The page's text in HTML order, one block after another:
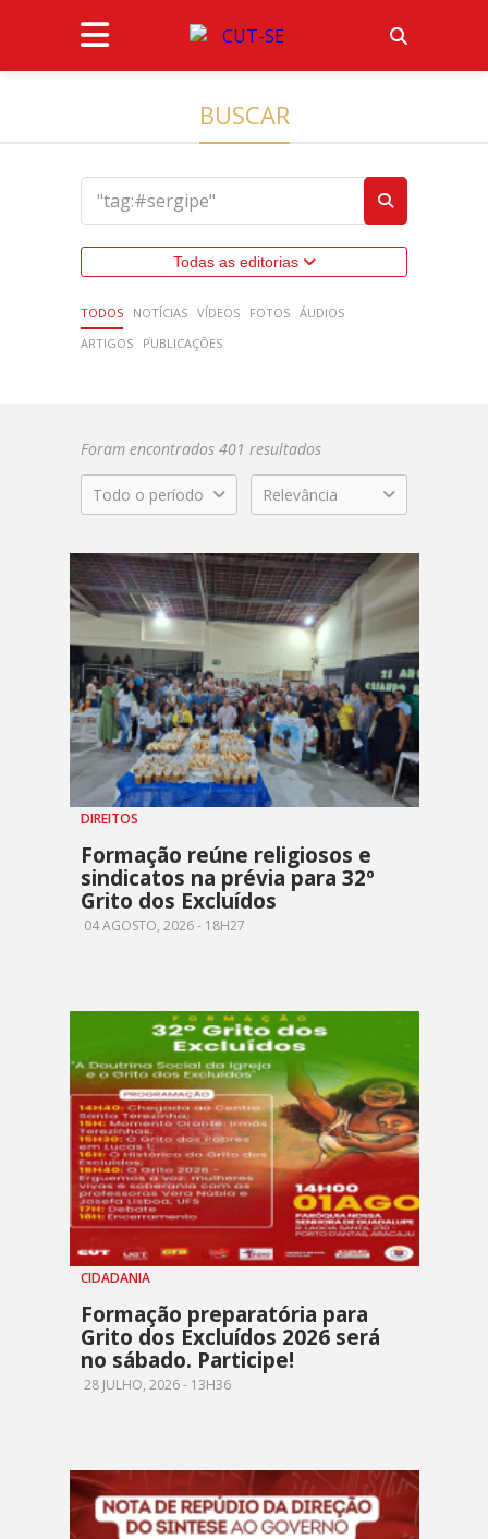
BUSCAR
Todas as editorias
TODOS NOTÍCIAS VÍDEOS FOTOS ÁUDIOS
ARTIGOS
PUBLICAÇÕES
Foram encontrados 401 resultados
Todo o período Relevância
DIREITOS
Formação reúne religiosos e
sindicatos na prévia para 32º
Grito dos Excluídos
04 AGOSTO, 2026 - 18H27
CIDADANIA
Formação preparatória para
Grito dos Excluídos 2026 será
no sábado. Participe!
28 JULHO, 2026 - 13H36